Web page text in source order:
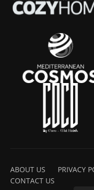
ABOUT US PRIVACY
CONTACT US